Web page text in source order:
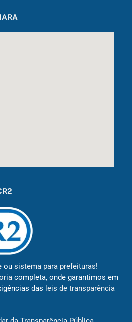
ou sistema para prefeituras!
completa, onde garantimos em
das leis de transparência